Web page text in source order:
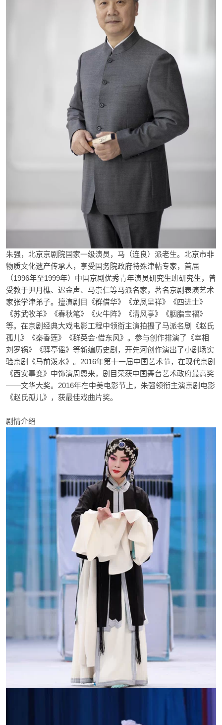
朱强，北京京剧院国家一级演员，马（连良）派老生。北京市非
物质文化遗产传承人，享受国务院政府特殊津帖专家，首届
（1996年至1999年）中国京剧优秀青年演员研究生班研究生，曾
受教于尹月樵、迟金声、马崇仁等马派名家，著名京剧表演艺术
家张学津弟子。擅演剧目《群借华》《龙凤呈祥》《四进士》
《苏武牧羊》《春秋笔》《火牛阵》《清风亭》《胭脂宝褶》
等。在京剧经典大戏电影工程中领衔主演拍摄了马派名剧《赵氏
孤儿》《秦香莲》《群英会·借东风》。参与创作排演了《宰相
刘罗锅》《驿亭谣》等新编历史剧，开先河创作演出了小剧场实
验京剧《马前泼水》。2016年第十一届中国艺术节，在现代京剧
《西安事变》中饰演周恩来，剧目荣获中国舞台艺术政府最高奖
——文华大奖。2016年在中美电影节上，朱强领衔主演京剧电影
《赵氏孤儿》，获最佳戏曲片奖。
剧情介绍